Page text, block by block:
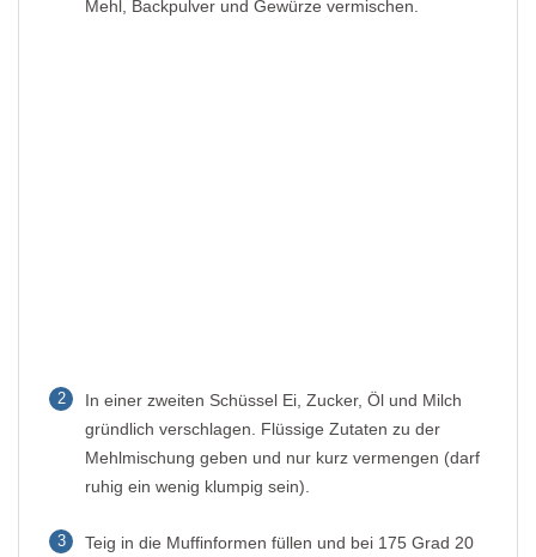
Mehl, Backpulver und Gewürze vermischen.
2
In einer zweiten Schüssel Ei, Zucker, Öl und Milch
gründlich verschlagen. Flüssige Zutaten zu der
Mehlmischung geben und nur kurz vermengen (darf
ruhig ein wenig klumpig sein).
3 Teig in die Muffinformen füllen und bei 175 Grad 20